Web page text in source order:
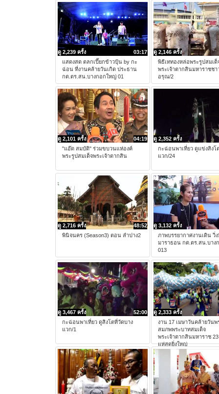
03:17
ดู 2,239 ครั้ง
แสดงสด ตลกเปี๊ยกข้าวปุ้น by กะ
ฉ่อน ที่งานคล้ายวันเกิด ประธาน
กต.ตร.สน.บางกอกใหญ่ 01
ดู 2,146 ครั้ง
พิธีเททองหล่อพระรูปสมเด็
พระเจ้าตากสินมหาราชชา
อรุณ/2
04:19
ดู 2,101 ครั้ง
"แอ๊ด สมบัติ" ร่วมขบวนแห่องค์
พระรูปสมเด็จพระเจ้าตากสิน
ดู 2,352 ครั้ง
กะฉ่อนพาเที่ยว ดูแข่งสิงโ
แวก/24
48:52
ดู 2,716 ครั้ง
พินิจนคร (Season3) ตอน ลำปาง2
ดู 3,132 ครั้ง
ภาพบรรยากาศงานเดิน วิ่
มาราธอน กต.ตร.สน.บาง
013
52:00
ดู 3,467 ครั้ง
กะฉ่อนพาเที่ยว ดูสิงโตที่วัดบาง
แวก/1
ดู 2,333 ครั้ง
งาน 17 เมษาวันคล้ายวันพ
สมภพพระบาทสมเด็จ
พระเจ้าตากสินมหาราช
แห่สุดยิ่งใหญ่